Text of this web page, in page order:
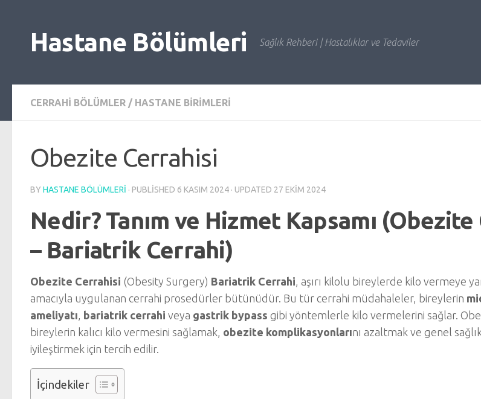
Hastane Bölümleri Sağlık Rehberi | Hastalıklar ve Tedaviler
CERRAHI BÖLÜMLER / HASTANE BIRIMLERI
Obezite Cerrahisi
BY HASTANE BÖLÜMLERI · PUBLISHED 6 KASIM 2024 · UPDATED 27 EKIM 2024
Nedir? Tanım ve Hizmet Kapsamı
– Bariatrik Cerrahi)
Obezite Cerrahisi (Obesity Surgery) Bariatrik Cerrahi, aşırı kilolu bireylerde kilo vermeye
amacıyla uygulanan cerrahi prosedürler bütünüdür. Bu tür cerrahi müdahaleler, bireylerin
ameliyatı, bariatrik cerrahi veya gastrik bypass gibi yöntemlerle kilo vermelerini sağlar.
bireylerin kalıcı kilo vermesini sağlamak, obezite komplikasyonlarını azaltmak ve genel
iyileştirmek için tercih edilir.
İçindekiler